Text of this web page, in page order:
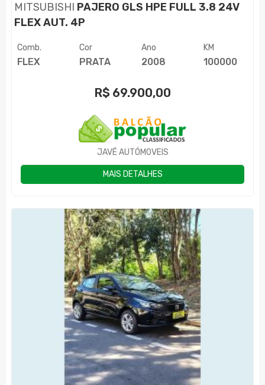
MITSUBISHI PAJERO GLS HPE FULL 3.8 24V
FLEX AUT. 4P
Comb.
FLEX
Cor
PRATA
Ano
2008
KM
100000
R$ 69.900,00
JAVÉ AUTÓMOVEIS
MAIS DETALHES